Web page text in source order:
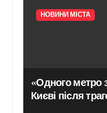
НОВИНИ МІСТА
«Одного метро
Києві після